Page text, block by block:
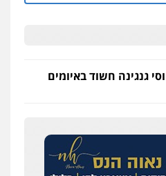
גנגינה חשוד באיומים